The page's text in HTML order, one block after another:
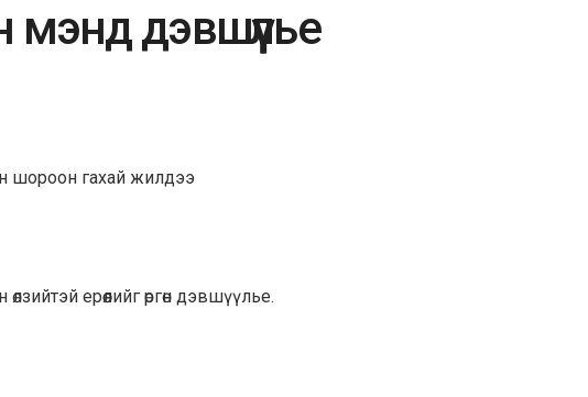
дэвшүүлье
шороон гахай жилдээ
өлзийтэй ерөөлийг өргөн дэвшүүлье.